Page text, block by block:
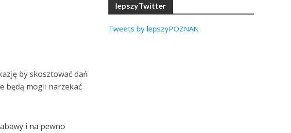
by skosztować dań
będą mogli narzekać
i na pewno
lepszyTwitter
Tweets by lepszyPOZNAN